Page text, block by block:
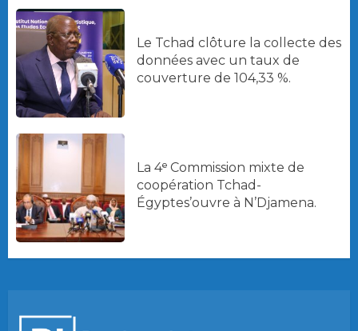
Le Tchad clôture la collecte des
données avec un taux de
couverture de 104,33 %.
La 4ᵉ Commission mixte de
coopération Tchad-
Égyptes’ouvre à N’Djamena.